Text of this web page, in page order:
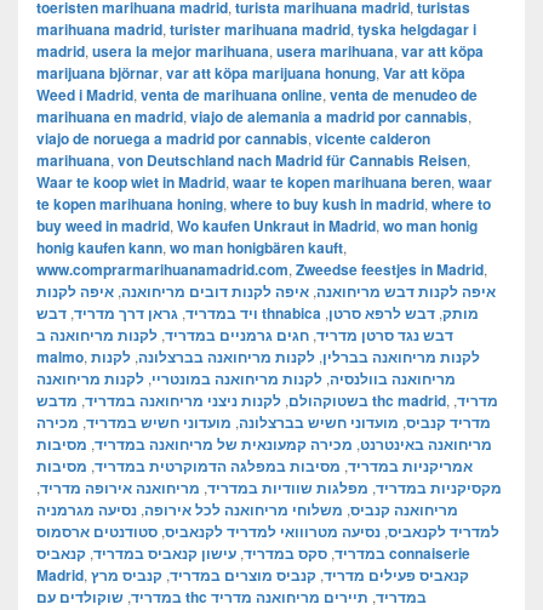
toeristen marihuana madrid, turista marihuana madrid, turistas
marihuana madrid, turister marihuana madrid, tyska helgdagar i
madrid, usera la mejor marihuana, usera marihuana, var att köpa
marijuana björnar, var att köpa marijuana honung, Var att köpa
Weed i Madrid, venta de marihuana online, venta de menudeo de
marihuana en madrid, viajo de alemania a madrid por cannabis,
viajo de noruega a madrid por cannabis, vicente calderon
marihuana, von Deutschland nach Madrid für Cannabis Reisen,
Waar te koop wiet in Madrid, waar te kopen marihuana beren, waar
te kopen marihuana honing, where to buy kush in madrid, where to
buy weed in madrid, Wo kaufen Unkraut in Madrid, wo man honig
honig kaufen kann, wo man honigbären kauft,
www.comprarmarihuanamadrid.com, Zweedse feestjes in Madrid,
איפה לקנות דבש מריחואנה, איפה לקנות דובים מריחואנה, איפה לקנות
ויד במדריד, גראן דרך מדריד, דבש thnabica מותק, דבש לרפא סרטן,
דבש נגד סרטן מדריד, חגים גרמניים במדריד, לקנות מריחואנה ב
malmo, לקנות מריחואנה בברלין, לקנות מריחואנה בברצלונה, לקנות
מריחואנה בוולנסיה, לקנות מריחואנה במונטריי, לקנות מריחואנה
בשטוקהולם, לקנות ניצני מריחואנה במדריד, מדבש thc madrid, מדריד,
מדריד קנביס, מועדוני חשיש בברצלונה, מועדוני חשיש במדריד, מכירה
מריחואנה באינטרנט, מכירה קמעונאית של מריחואנה במדריד, מסיבות
אמריקניות במדריד, מסיבות במפלגה הדמוקרטית במדריד, מסיבות
מקסיקניות במדריד, מפלגות שוודיות במדריד, מריחואנה אירופה מדריד,
מריחואנה קנביס, משלוחי מריחואנה לכל אירופה, נסיעה מגרמניה
למדריד לקנאביס, נסיעה מטרווואי למדריד לקנאביס, סטודנטים ארסמוס
במדריד, סקס במדריד, עישון קנאביס במדריד, קנאביס connaiserie
Madrid, קנאביס פעילים מדריד, קנביס מוצרים במדריד, קנביס מרץ
במדריד, שוקולדים עם thc במדריד, תיירים מריחואנה מדריד